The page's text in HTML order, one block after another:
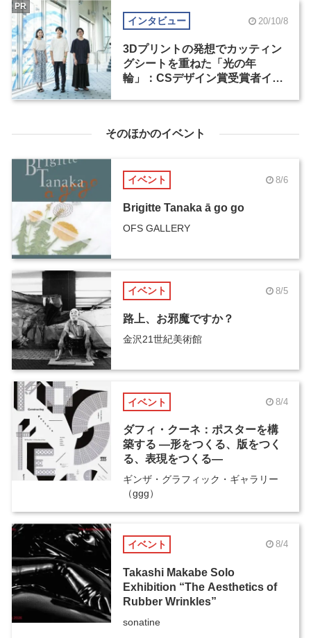
インタビュー 20/10/8
3Dプリントの発想でカッティン
グシートを重ねた「光の年
輪」：CSデザイン賞受賞者イン
PR
そのほかのイベント
イベント 8/6
Brigitte Tanaka ā go go
OFS GALLERY
イベント 8/5
路上、お邪魔ですか？
金沢21世紀美術館
イベント 8/4
ダフィ・クーネ：ポスターを構
築する ―形をつくる、版をつく
る、表現をつくる―
ギンザ・グラフィック・ギャラリー
（ggg）
イベント 8/4
Takashi Makabe Solo
Exhibition “The Aesthetics of
Rubber Wrinkles”
sonatine